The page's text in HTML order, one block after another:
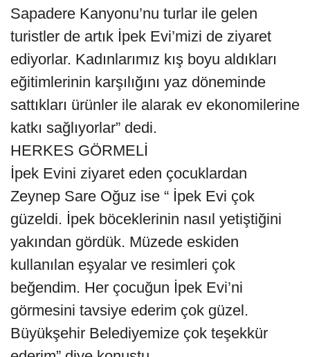
Sapadere Kanyonu’nu turlar ile gelen
turistler de artık İpek Evi’mizi de ziyaret
ediyorlar. Kadınlarımız kış boyu aldıkları
eğitimlerinin karşılığını yaz döneminde
sattıkları ürünler ile alarak ev ekonomilerine
katkı sağlıyorlar” dedi.
HERKES GÖRMELİ
İpek Evini ziyaret eden çocuklardan
Zeynep Sare Oğuz ise “ İpek Evi çok
güzeldi. İpek böceklerinin nasıl yetiştiğini
yakından gördük. Müzede eskiden
kullanılan eşyalar ve resimleri çok
beğendim. Her çocuğun İpek Evi’ni
görmesini tavsiye ederim çok güzel.
Büyükşehir Belediyemize çok teşekkür